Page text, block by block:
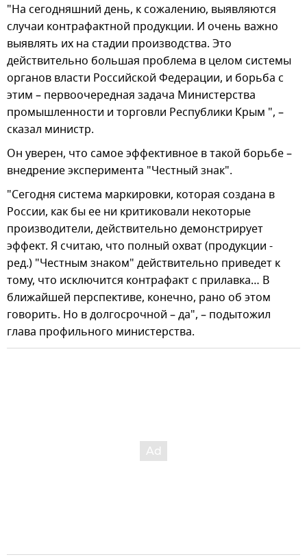
"На сегодняшний день, к сожалению, выявляются
случаи контрафактной продукции. И очень важно
выявлять их на стадии производства. Это
действительно большая проблема в целом системы
органов власти Российской Федерации, и борьба с
этим – первоочередная задача Министерства
промышленности и торговли Республики Крым ", –
сказал министр.
Он уверен, что самое эффективное в такой борьбе –
внедрение эксперимента "Честный знак".
"Сегодня система маркировки, которая создана в
России, как бы ее ни критиковали некоторые
производители, действительно демонстрирует
эффект. Я считаю, что полный охват (продукции -
ред.) "Честным знаком" действительно приведет к
тому, что исключится контрафакт с прилавка… В
ближайшей перспективе, конечно, рано об этом
говорить. Но в долгосрочной – да", – подытожил
глава профильного министерства.